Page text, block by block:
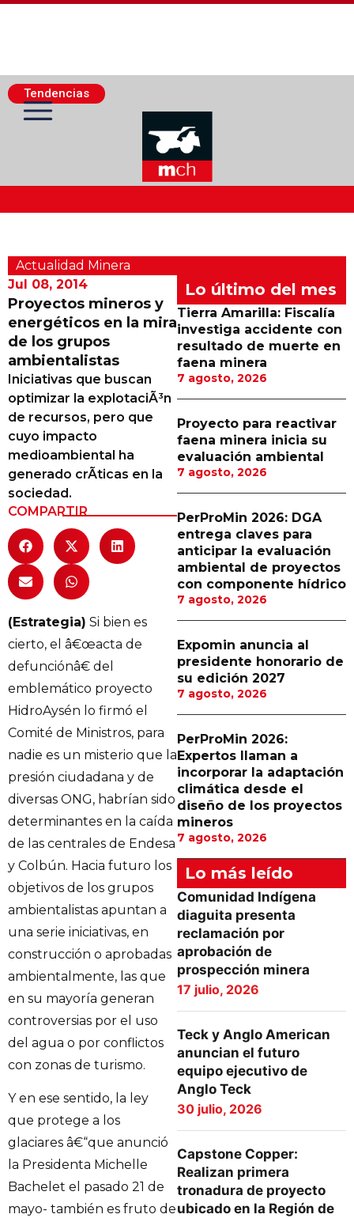
Tendencias
Actualidad Minera
Minería Superficie
Minerí­a Subterránea
Proveedores
Canal Digital
Columnas de Opinión
Designaciones
Calendario de Eventos
Revistas Digital
Siguenos
Actualidad Minera
Jul 08, 2014
Proyectos mineros y
energéticos en la mira
de los grupos
ambientalistas
Iniciativas que buscan
optimizar la explotaciÃ³n
de recursos, pero que
cuyo impacto
medioambiental ha
generado crÃ­ticas en la
sociedad.
COMPARTIR
(Estrategia) Si bien es
cierto, el â€œacta de
defunciónâ€ del
emblemático proyecto
HidroAysén lo firmó el
Comité de Ministros, para
nadie es un misterio que la
presión ciudadana y de
diversas ONG, habrían sido
determinantes en la caída
de las centrales de Endesa
y Colbún. Hacia futuro los
objetivos de los grupos
ambientalistas apuntan a
una serie iniciativas, en
construcción o aprobadas
ambientalmente, las que
en su mayoría generan
controversias por el uso
del agua o por conflictos
con zonas de turismo.
Y en ese sentido, la ley
que protege a los
glaciares â€“que anunció
la Presidenta Michelle
Bachelet el pasado 21 de
mayo- también es fruto de
Lo último del mes
Tierra Amarilla: Fiscalía
investiga accidente con
resultado de muerte en
faena minera
7 agosto, 2026
Proyecto para reactivar
faena minera inicia su
evaluación ambiental
7 agosto, 2026
PerProMin 2026: DGA
entrega claves para
anticipar la evaluación
ambiental de proyectos
con componente hídrico
7 agosto, 2026
Expomin anuncia al
presidente honorario de
su edición 2027
7 agosto, 2026
PerProMin 2026:
Expertos llaman a
incorporar la adaptación
climática desde el
diseño de los proyectos
mineros
7 agosto, 2026
Lo más leído
Comunidad Indígena
diaguita presenta
reclamación por
aprobación de
prospección minera
17 julio, 2026
Teck y Anglo American
anuncian el futuro
equipo ejecutivo de
Anglo Teck
30 julio, 2026
Capstone Copper:
Realizan primera
tronadura de proyecto
ubicado en la Región de